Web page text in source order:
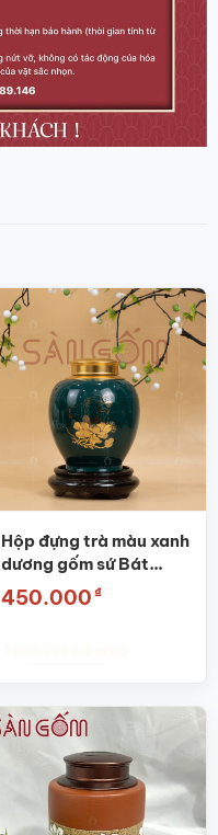
Hộp đựng trà màu xanh
dương gốm sứ Bát
Tràng SG-BĐT04
450.000 ₫